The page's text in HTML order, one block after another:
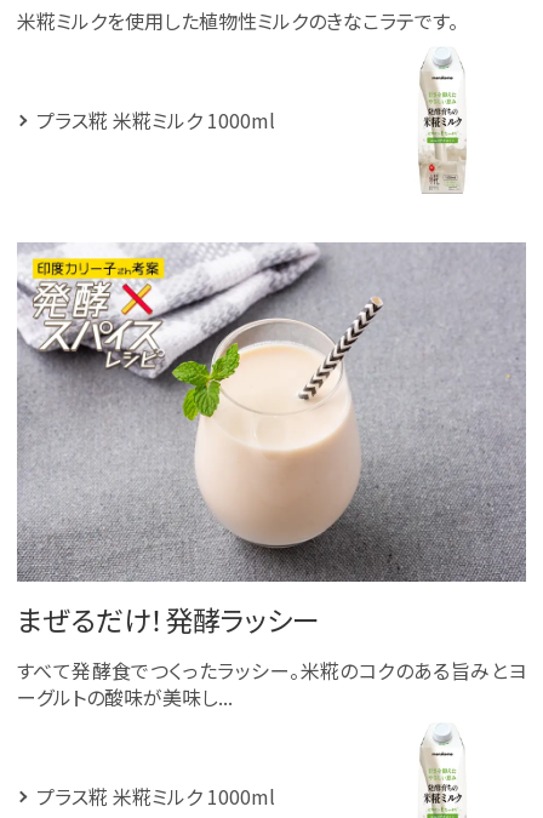
米糀ミルクを使用した植物性ミルクのきなこラテです。
プラス糀 米糀ミルク 1000ml
まぜるだけ！発酵ラッシー
すべて発酵食でつくったラッシー。米糀のコクのある旨みとヨ
ーグルトの酸味が美味し...
プラス糀 米糀ミルク 1000ml